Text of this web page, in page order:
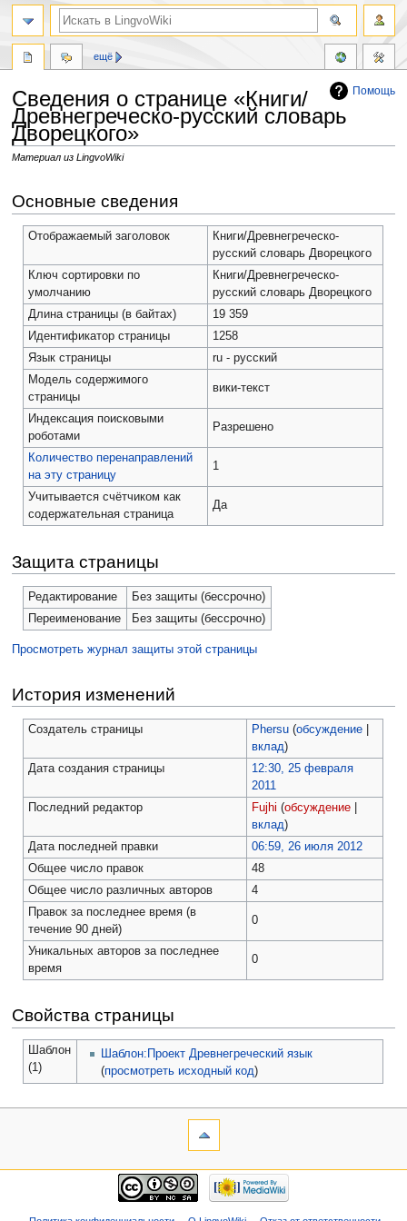
Помощь
Сведения о странице «Книги/
Древнегреческо-русский словарь
Дворецкого»
Материал из LingvoWiki
ккОсновные сведения
Отображаемый заголовок
Книги/Древнегреческо-
русский словарь Дворецкого
Ключ сортировки по
умолчанию
Книги/Древнегреческо-
русский словарь Дворецкого
Длина страницы (в байтах)
19 359
Идентификатор страницы
1258
Язык страницы
ru - русский
Модель содержимого
страницы
вики-текст
Индексация поисковыми
роботами
Разрешено
Количество перенаправлений
на эту страницу
1
Учитывается счётчиком как
содержательная страница
Да
Защита страницы
Редактирование
Без защиты (бессрочно)
Переименование
Без защиты (бессрочно)
Просмотреть журнал защиты этой страницы
История изменений
Создатель страницы Phersu (обсуждение
вклад)
Дата создания страницы
12:30, 25 февраля
2011
Последний редактор
Fujhi (обсуждение
вклад)
Дата последней правки
06:59, 26 июля 2012
Общее число правок
48
Общее число различных авторов
4
Правок за последнее время (в
течение 90 дней)
0
Уникальных авторов за последнее
время
0
Свойства страницы
Шаблон
(1)
Шаблон:Проект Древнегреческий язык
(просмотреть исходный код)
ещё